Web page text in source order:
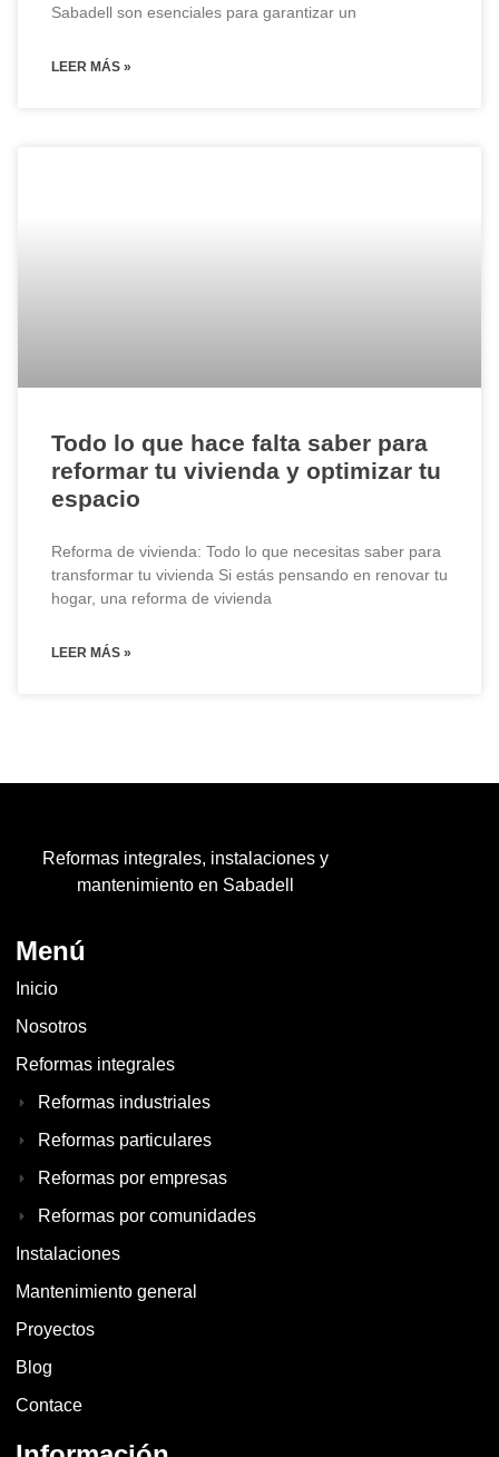
Sabadell son esenciales para garantizar un
LEER MÁS »
Todo lo que hace falta saber para
reformar tu vivienda y optimizar tu
espacio
Reforma de vivienda: Todo lo que necesitas saber para
transformar tu vivienda Si estás pensando en renovar tu
hogar, una reforma de vivienda
LEER MÁS »
Reformas integrales, instalaciones y
mantenimiento en Sabadell
Menú
Inicio
Nosotros
Reformas integrales
Reformas industriales
Reformas particulares
Reformas por empresas
Reformas por comunidades
Instalaciones
Mantenimiento general
Proyectos
Blog
Contace